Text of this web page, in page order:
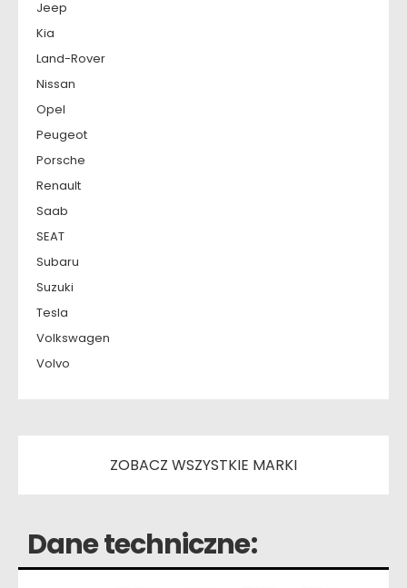
Jeep
Kia
Land-Rover
Nissan
Opel
Peugeot
Porsche
Renault
Saab
SEAT
Subaru
Suzuki
Tesla
Volkswagen
Volvo
ZOBACZ WSZYSTKIE MARKI
Dane techniczne: